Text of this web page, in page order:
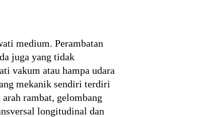
medium. Perambatan
juga yang tidak
vakum atau hampa udara
mekanik sendiri terdiri
rambat, gelombang
longitudinal dan